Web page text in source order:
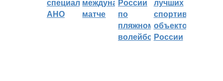
АНО
матче
по
пляжному
волейболу
спортивных
объектов
России